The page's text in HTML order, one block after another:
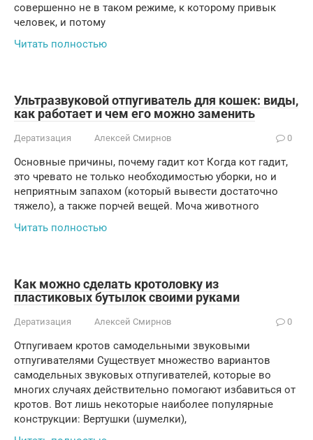
совершенно не в таком режиме, к которому привык
человек, и потому
Читать полностью
Ультразвуковой отпугиватель для кошек: виды,
как работает и чем его можно заменить
Дератизация Алексей Смирнов 0
Основные причины, почему гадит кот Когда кот гадит,
это чревато не только необходимостью уборки, но и
неприятным запахом (который вывести достаточно
тяжело), а также порчей вещей. Моча животного
Читать полностью
Как можно сделать кротоловку из
пластиковых бутылок своими руками
Дератизация Алексей Смирнов 0
Отпугиваем кротов самодельными звуковыми
отпугивателями Существует множество вариантов
самодельных звуковых отпугивателей, которые во
многих случаях действительно помогают избавиться от
кротов. Вот лишь некоторые наиболее популярные
конструкции: Вертушки (шумелки),